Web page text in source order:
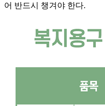
어 반드시 챙겨야 한다.